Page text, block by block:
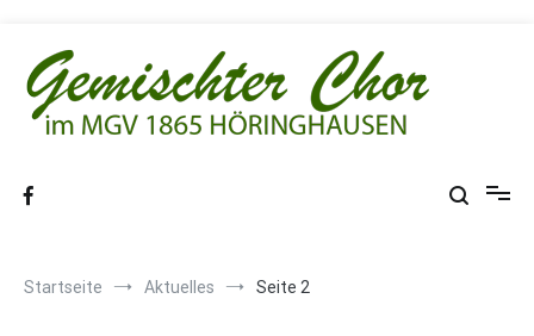
Inhalt
springen
Startseite Aktuelles Seite 2